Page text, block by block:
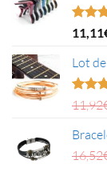
Note
sur 5
11,11
Lot
Note
sur 5
11,92
16,52